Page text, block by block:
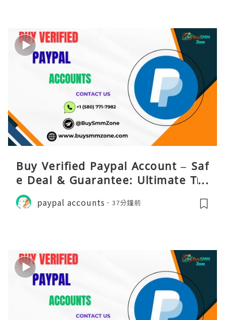
Buy Verified Paypal Account – Saf
e Deal & Guarantee: Ultimate Tru
st
paypal accounts 37分鐘前